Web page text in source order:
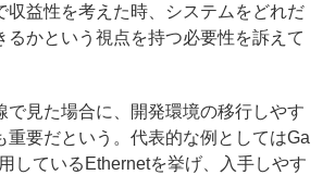
収益性を考えた時、システムをどれだ
るかという視点を持つ必要性を訴えて
見た場合に、開発環境の移行しやす
重要だという。代表的な例としてはGa
しているEthernetを挙げ、入手しやす